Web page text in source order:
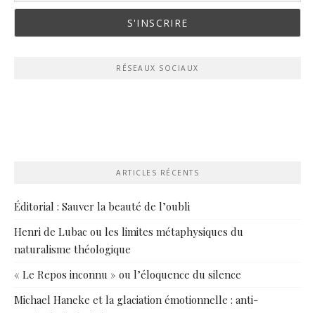
RÉSEAUX SOCIAUX
ARTICLES RÉCENTS
Éditorial : Sauver la beauté de l’oubli
Henri de Lubac ou les limites métaphysiques du
naturalisme théologique
« Le Repos inconnu » ou l’éloquence du silence
Michael Haneke et la glaciation émotionnelle : anti-